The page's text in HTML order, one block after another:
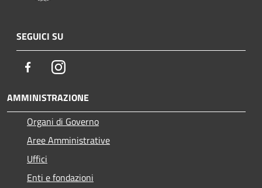
SEGUICI SU
FacebookInstagram
AMMINISTRAZIONE
Organi di Governo
Aree Amministrative
Uffici
Enti e fondazioni